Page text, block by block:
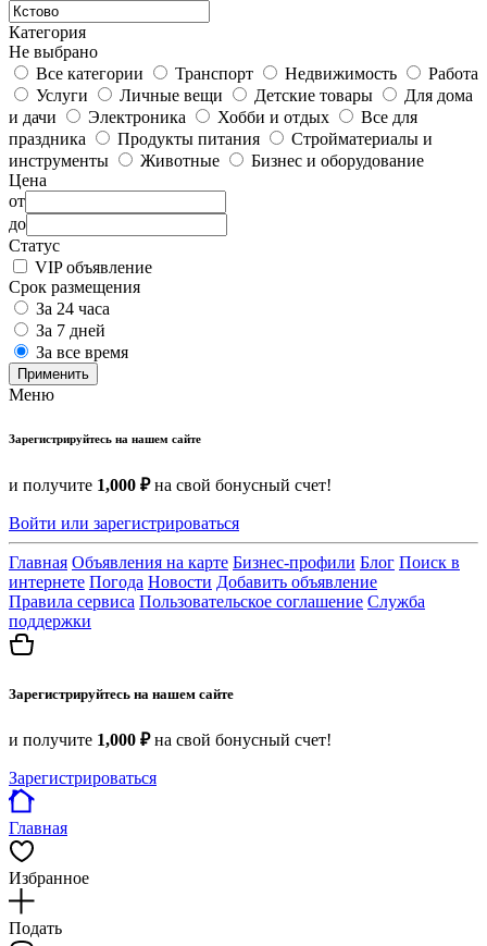
Категория
Не выбрано
Все категории
Транспорт Недвижимость
Работа
Услуги
Личные вещи Детские товары
Для дома
и дачи
Электроника Хобби и отдых
Все для
праздника
Продукты питания
Стройматериалы и
инструменты
Животные
Бизнес и оборудование
Цена
от
до
Статус
VIP объявление
Срок размещения
За 24 часа
За 7 дней
За все время
Применить
Меню
Зарегистрируйтесь на нашем сайте
и получите 1,000 ₽на свой бонусный счет!
Войти или зарегистрироваться
Главная Объявления на карте Бизнес-профили Блог Поиск в
интернете Погода Новости Добавить объявление
Правила сервиса Пользовательское соглашение Служба
поддержки
Зарегистрируйтесь на нашем сайте
и получите 1,000 ₽на свой бонусный счет!
Зарегистрироваться
Главная
Избранное
Подать